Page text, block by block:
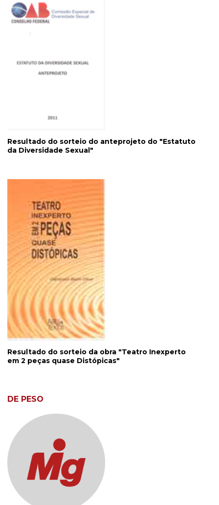
Resultado do sorteio do anteprojeto do "Estatuto
da Diversidade Sexual"
Resultado do sorteio da obra "Teatro Inexperto
em 2 peças quase Distópicas"
DE PESO